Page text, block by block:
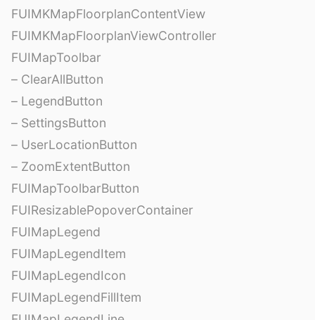
FUIMKMapFloorplanContentView
FUIMKMapFloorplanViewController
FUIMapToolbar
– ClearAllButton
– LegendButton
– SettingsButton
– UserLocationButton
– ZoomExtentButton
FUIMapToolbarButton
FUIResizablePopoverContainer
FUIMapLegend
FUIMapLegendItem
FUIMapLegendIcon
FUIMapLegendFillItem